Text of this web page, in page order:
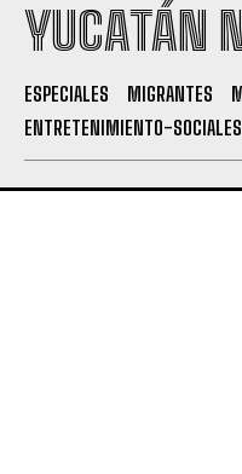
YUCATÁN
ESPECIALES MIGRANTES
ENTRETENIMIENTO-SOCIALES